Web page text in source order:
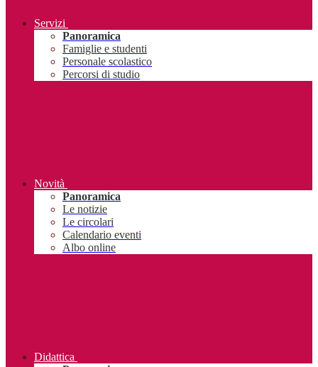
Servizi
Panoramica
Famiglie e studenti
Personale scolastico
Percorsi di studio
Novità
Panoramica
Le notizie
Le circolari
Calendario eventi
Albo online
Didattica